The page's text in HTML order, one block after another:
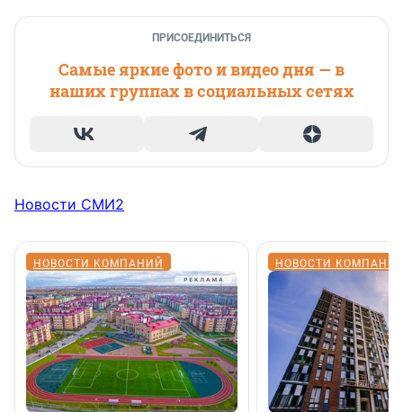
ПРИСОЕДИНИТЬСЯ
Самые яркие фото и видео дня — в
наших группах в социальных сетях
Новости СМИ2
НОВОСТИ КОМПАНИЙ НОВОСТИ